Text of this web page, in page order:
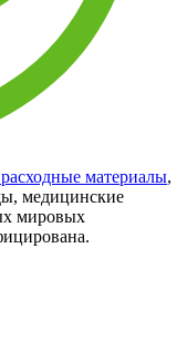
материалы,
медицинские
мировых